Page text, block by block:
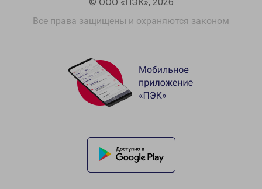
© ООО «ПЭК», 2026
Все права защищены и охраняются законом